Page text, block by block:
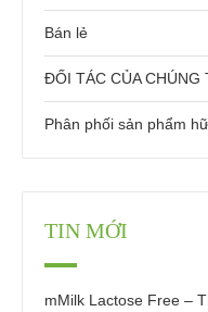
Bán lẻ
ĐỐI TÁC CỦA CHÚNG
Phân phối sản phẩm
TIN MỚI
mMilk Lactose Free –